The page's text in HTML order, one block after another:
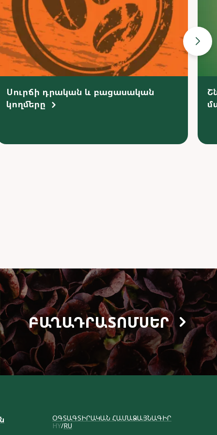
Սուրճի դրական և բացասական
կողմերը
ԲԱՂԱԴՐԱՏՈՄՍԵՐ
ՕԳՏԱԳՏԻՐԱԿԱՆ ՀԱՄԱՁԱՅՆԱԳԻՐ
HY RU